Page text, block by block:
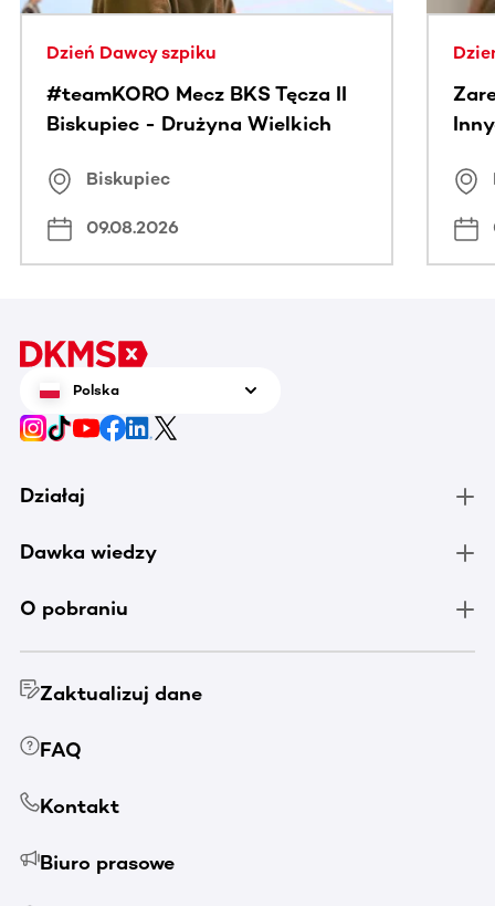
Dzień Dawcy szpiku
#teamKORO Mecz BKS Tęcza II
Biskupiec - Drużyna Wielkich
Biskupiec
09.08.2026
Polska
Działaj
Dawka wiedzy
O pobraniu
Zaktualizuj dane
FAQ
Kontakt
Biuro prasowe